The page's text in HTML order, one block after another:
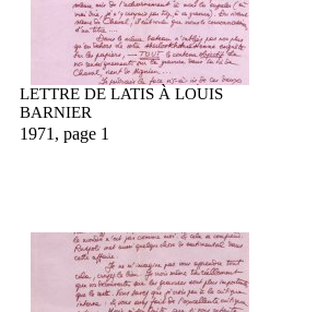
LETTRE DE LATIS À LOUIS
BARNIER
1971, page 1